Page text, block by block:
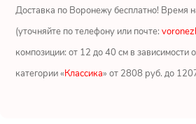
Герберы
Показать еще
Доставка по Воронежу бесплатно! Время
(уточняйте по телефону или почте:
композиции: от 12 до 40 см в зависимости
категории «Классика» от 2808 руб. до